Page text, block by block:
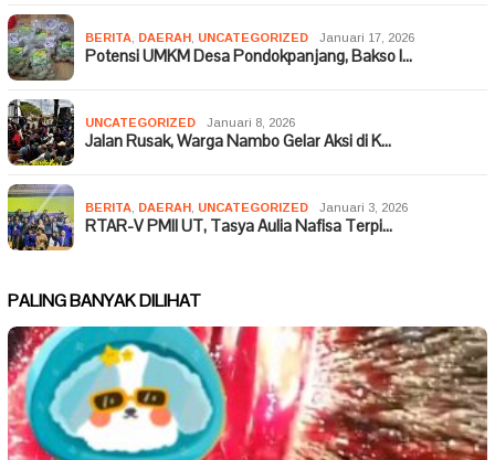
BERITA DAERAH UNCATEGORIZED Januari 17, 2026
Potensi UMKM Desa Pondokpanjang, Bakso I…
UNCATEGORIZED Januari 8, 2026
Jalan Rusak, Warga Nambo Gelar Aksi di K…
BERITA DAERAH UNCATEGORIZED Januari 3, 2026
RTAR-V PMII UT, Tasya Aulia Nafisa Terpi…
PALING BANYAK DILIHAT